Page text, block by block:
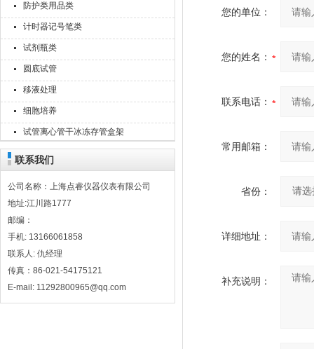
防护类用品类
计时器记号笔类
试剂瓶类
圆底试管
移液处理
细胞培养
试管离心管干冰冻存管盒架
联系我们
公司名称：上海点睿仪器仪表有限公司
地址:江川路1777
邮编：
手机: 13166061858
联系人: 仇经理
传真：86-021-54175121
E-mail: 11292800965@qq.com
您的单位：
您的姓名：
联系电话：
常用邮箱：
省份：
详细地址：
补充说明：